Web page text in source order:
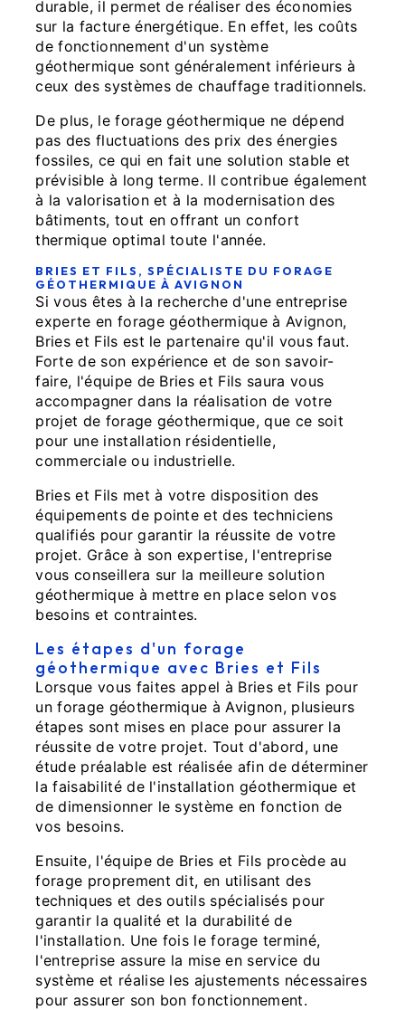
durable, il permet de réaliser des économies
sur la facture énergétique. En effet, les coûts
de fonctionnement d'un système
géothermique sont généralement inférieurs à
ceux des systèmes de chauffage traditionnels.
De plus, le forage géothermique ne dépend
pas des fluctuations des prix des énergies
fossiles, ce qui en fait une solution stable et
prévisible à long terme. Il contribue également
à la valorisation et à la modernisation des
bâtiments, tout en offrant un confort
thermique optimal toute l'année.
BRIES ET FILS, SPÉCIALISTE DU FORAGE
GÉOTHERMIQUE À AVIGNON
Si vous êtes à la recherche d'une entreprise
experte en forage géothermique à Avignon,
Bries et Fils est le partenaire qu'il vous faut.
Forte de son expérience et de son savoir-
faire, l'équipe de Bries et Fils saura vous
accompagner dans la réalisation de votre
projet de forage géothermique, que ce soit
pour une installation résidentielle,
commerciale ou industrielle.
Bries et Fils met à votre disposition des
équipements de pointe et des techniciens
qualifiés pour garantir la réussite de votre
projet. Grâce à son expertise, l'entreprise
vous conseillera sur la meilleure solution
géothermique à mettre en place selon vos
besoins et contraintes.
Les étapes d'un forage
géothermique avec Bries et Fils
Lorsque vous faites appel à Bries et Fils pour
un forage géothermique à Avignon, plusieurs
étapes sont mises en place pour assurer la
réussite de votre projet. Tout d'abord, une
étude préalable est réalisée afin de déterminer
la faisabilité de l'installation géothermique et
de dimensionner le système en fonction de
vos besoins.
Ensuite, l'équipe de Bries et Fils procède au
forage proprement dit, en utilisant des
techniques et des outils spécialisés pour
garantir la qualité et la durabilité de
l'installation. Une fois le forage terminé,
l'entreprise assure la mise en service du
système et réalise les ajustements nécessaires
pour assurer son bon fonctionnement.